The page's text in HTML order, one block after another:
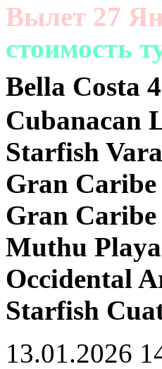
Вылет 27
cтоимость
Bella Costa
Cubanacan
Starfish
Gran Caribe
Gran
Muthu
Occidental
Starfish
13.01.2026